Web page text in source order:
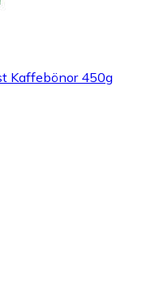
Kaffebönor 450g